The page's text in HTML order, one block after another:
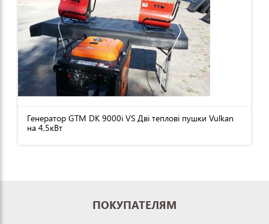
Генератор GTM DK 9000i VS Дві теплові пушки Vulkan
на 4,5кВт
ПОКУПАТЕЛЯМ